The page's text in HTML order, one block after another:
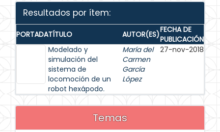
Resultados por ítem:
PORTADATÍTULO AUTOR(ES)FECHA DE
PUBLICACIÓN
Modelado y
simulación del
sistema de
locomoción de un
robot hexápodo.
María del
Carmen
García
López
27-nov-2018
Temas